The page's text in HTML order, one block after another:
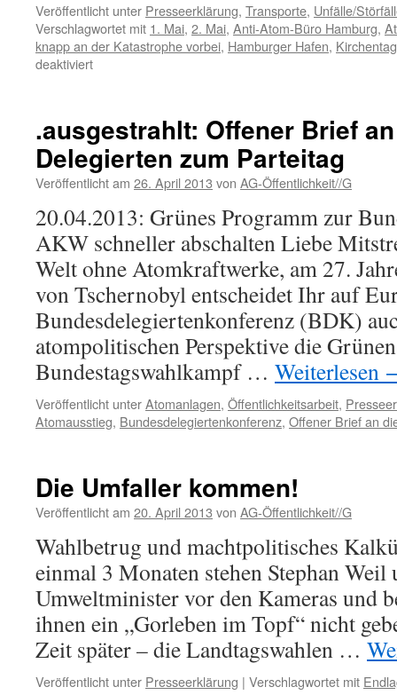
Veröffentlicht unter Presseerklärung, Transporte, Unfälle/
Verschlagwortet mit 1. Mai, 2. Mai, Anti-Atom-Büro Hamburg,
knapp an der Katastrophe vorbei, Hamburger Hafen, Kirchentag
deaktiviertfür
Katastrophe
im
Hamburger
Hafen
.ausgestrahlt: Offener Brief
Delegierten zum Parteitag
Veröffentlicht am 26. April 2013 von AG-Öffentlichkeit//G
20.04.2013: Grünes Programm zur
AKW schneller abschalten Liebe
Welt ohne Atomkraftwerke, am 27.
von Tschernobyl entscheidet Ihr auf
Bundesdelegiertenkonferenz (BDK)
atompolitischen Perspektive die
Bundestagswahlkampf … Weiterlesen
Veröffentlicht unterAtomanlagen, Öffentlichkeitsarbeit,
Atomausstieg, Bundesdelegiertenkonferenz, Offener Brief an
Die Umfaller kommen!
Veröffentlicht am 20. April 2013 von AG-Öffentlichkeit//G
Wahlbetrug und machtpolitisches
einmal 3 Monaten stehen Stephan
Umweltminister vor den Kameras und
ihnen ein „Gorleben im Topf“ nicht
Zeit später – die Landtagswahlen …
Veröffentlicht unter Presseerklärung | Verschlagwortet mit